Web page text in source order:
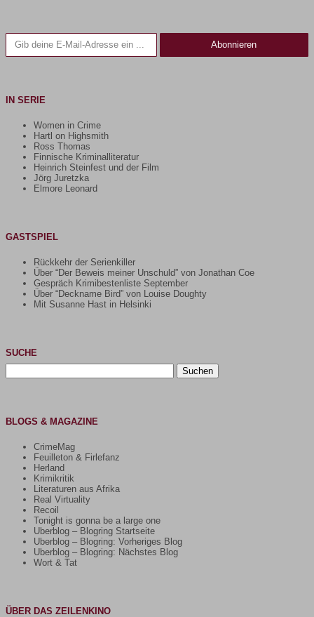
Gib deine E-Mail-Adresse ein ...
Abonnieren
IN SERIE
Women in Crime
Hartl on Highsmith
Ross Thomas
Finnische Kriminalliteratur
Heinrich Steinfest und der Film
Jörg Juretzka
Elmore Leonard
GASTSPIEL
Rückkehr der Serienkiller
Über “Der Beweis meiner Unschuld” von Jonathan Coe
Gespräch Krimibestenliste September
Über “Deckname Bird” von Louise Doughty
Mit Susanne Hast in Helsinki
SUCHE
Suchen
nach:
BLOGS & MAGAZINE
CrimeMag
Feuilleton & Firlefanz
Herland
Krimikritik
Literaturen aus Afrika
Real Virtuality
Recoil
Tonight is gonna be a large one
Uberblog – Blogring Startseite
Uberblog – Blogring: Vorheriges Blog
Uberblog – Blogring: Nächstes Blog
Wort & Tat
ÜBER DAS ZEILENKINO